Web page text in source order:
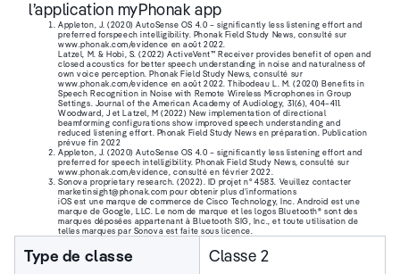
l’application myPhonak app
Appleton, J. (2020) AutoSense OS 4.0 – significantly less listening effort and
preferred forspeech intelligibility. Phonak Field Study News, consulté sur
www.phonak.com/evidence en août 2022.
Latzel, M. & Hobi, S. (2022) ActiveVent™ Receiver provides benefit of open and
closed acoustics for better speech understanding in noise and naturalness of
own voice perception. Phonak Field Study News, consulté sur
www.phonak.com/evidence en août 2022. Thibodeau L. M. (2020) Benefits in
Speech Recognition in Noise with Remote Wireless Microphones in Group
Settings. Journal of the American Academy of Audiology, 31(6), 404–411.
Woodward, J et Latzel, M (2022) New implementation of directional
beamforming configurations show improved speech understanding and
reduced listening effort. Phonak Field Study News en préparation. Publication
prévue fin 2022
Appleton, J. (2020) AutoSense OS 4.0 – significantly less listening effort and
preferred for speech intelligibility. Phonak Field Study News, consulté sur
www.phonak.com/evidence, consulté en février 2022.
Sonova proprietary research. (2022). ID projet n° 4583. Veuillez contacter
marketinsight@phonak.com pour obtenir plus d’informations
iOS est une marque de commerce de Cisco Technology, Inc. Android est une
marque de Google, LLC. Le nom de marque et les logos Bluetooth® sont des
marques déposées appartenant à Bluetooth SIG, Inc., et toute utilisation de
telles marques par Sonova est faite sous licence.
Type de classe
Classe 2